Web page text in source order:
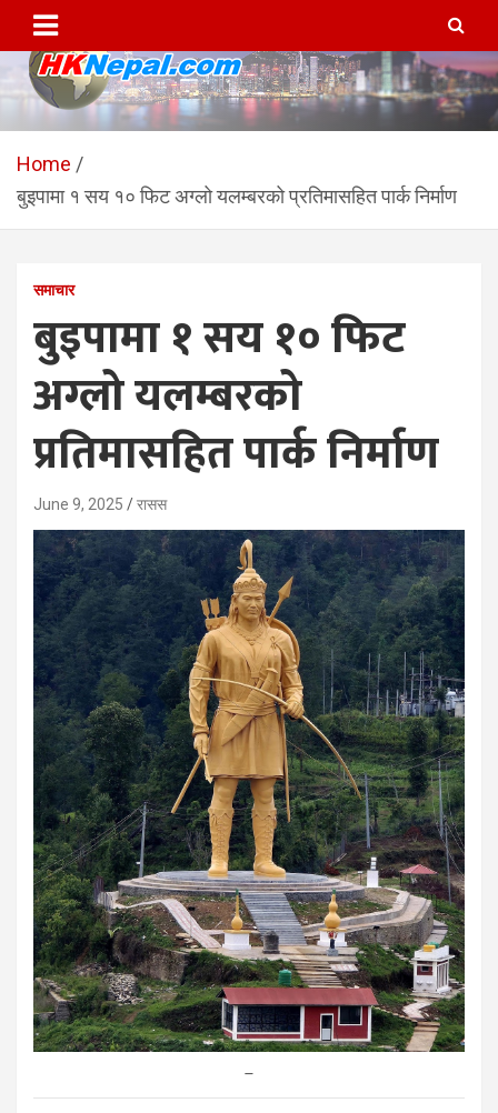
content
HKNepal.com – हङकङबाट
सञ्चालित पहिलो नेपाली अनलाईन
पत्रिका
hknepal, hknepal.com, hk nepal, hk nepal com
Home
बुइपामा १ सय १० फिट अग्लो यलम्बरको प्रतिमासहित पार्क निर्माण
समाचार
बुइपामा १ सय १० फिट
अग्लो यलम्बरको
प्रतिमासहित पार्क निर्माण
June 9, 2025 रासस
–